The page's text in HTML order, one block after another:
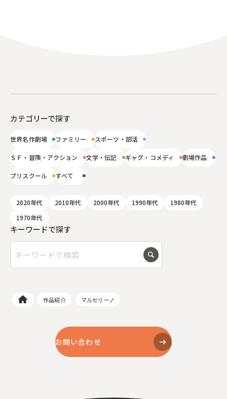
キーワードで探す
カテゴリーで探す
世界名作劇場 ファミリー スポーツ・部活
ＳＦ・冒険・アクション 文学・伝記 ギャグ・コメディ 劇場作品
プリスクール すべて
2020年代 2010年代 2000年代 1990年代
1980年代
1970年代
作品紹介 マルセリーノ
お問い合わせ